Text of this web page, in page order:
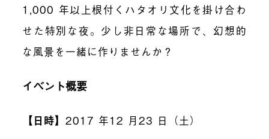
1 ,000 年以上根付くハタオリ文化を掛け合わ
せた特別な夜。少し非日常な場所で、幻想的
な風景を一緒に作りませんか？
イベント概要
【日時】2017 年12 月23 日（土）